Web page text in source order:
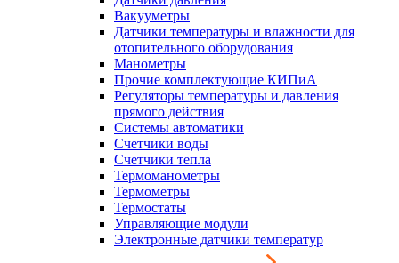
Вакууметры
Датчики температуры и влажности для
отопительного оборудования
Манометры
Прочие комплектующие КИПиА
Регуляторы температуры и давления
прямого действия
Системы автоматики
Счетчики воды
Счетчики тепла
Термоманометры
Термометры
Термостаты
Управляющие модули
Электронные датчики температур